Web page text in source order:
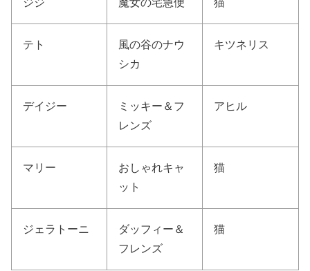
ジジ 魔女の宅急便 猫
テト
風の谷のナウ
シカ
キツネリス
デイジー
ミッキー＆フ
レンズ
アヒル
マリー
おしゃれキャ
ット
猫
ジェラトーニ
ダッフィー＆
フレンズ
猫